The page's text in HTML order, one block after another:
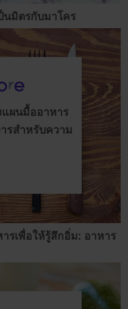
นมิตรกับมาโคร
แผนมื้ออาหาร
รสำหรับความ
รเพื่อให้รู้สึกอิ่ม: อาหาร